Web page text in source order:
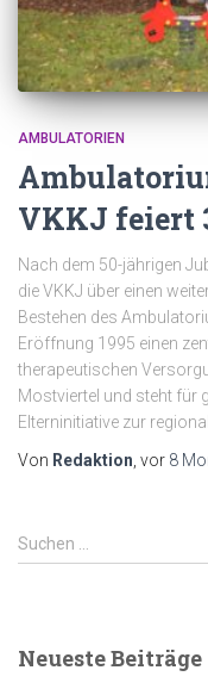
AMBULATORIEN
VKKJ feiert
Nach dem 50-jährigen
die VKKJ über einen
Bestehen des
Eröffnung 1995 einen
therapeutischen
Mostviertel und steht für
Elterninitiative zur
Von Redaktion , vor 8
S
u
n
Suchen …
Neueste Beiträge